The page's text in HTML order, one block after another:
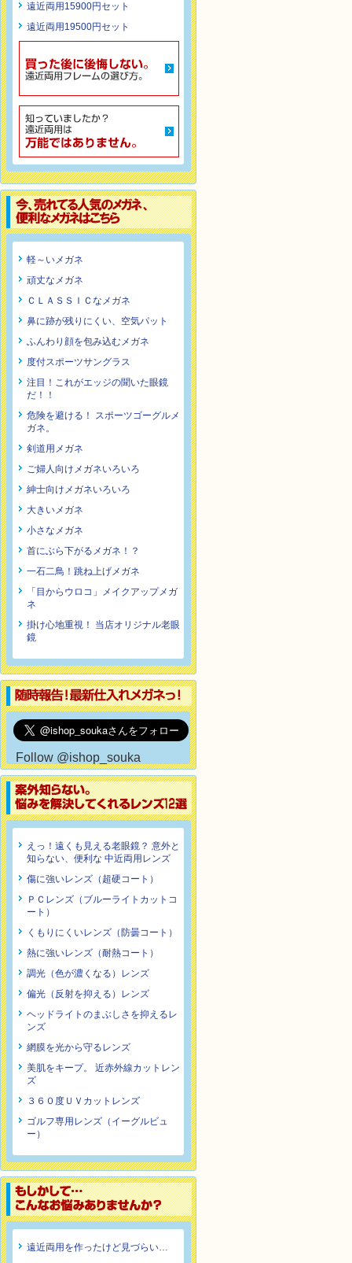
遠近両用15900円セット
遠近両用19500円セット
軽～いメガネ
頑丈なメガネ
ＣＬＡＳＳＩＣなメガネ
鼻に跡が残りにくい、空気パット
ふんわり顔を包み込むメガネ
度付スポーツサングラス
注目！これがエッジの聞いた眼鏡
だ！！
危険を避ける！ スポーツゴーグルメ
ガネ。
剣道用メガネ
ご婦人向けメガネいろいろ
紳士向けメガネいろいろ
大きいメガネ
小さなメガネ
首にぶら下がるメガネ！？
一石二鳥！跳ね上げメガネ
「目からウロコ」メイクアップメガ
ネ
掛け心地重視！ 当店オリジナル老眼
鏡
Follow @ishop_souka
えっ！遠くも見える老眼鏡？ 意外と
知らない、便利な 中近両用レンズ
傷に強いレンズ（超硬コート）
ＰＣレンズ（ブルーライトカットコ
ート）
くもりにくいレンズ（防曇コート）
熱に強いレンズ（耐熱コート）
調光（色が濃くなる）レンズ
偏光（反射を抑える）レンズ
ヘッドライトのまぶしさを抑えるレ
ンズ
網膜を光から守るレンズ
美肌をキープ。 近赤外線カットレン
ズ
３６０度ＵＶカットレンズ
ゴルフ専用レンズ（イーグルビュ
ー）
遠近両用を作ったけど見づらい…